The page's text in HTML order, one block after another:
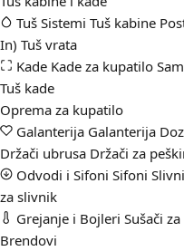
Tuš Sistemi Tuš kabine
In) Tuš vrata
Kade Kade za kupatilo
Tuš kade
Oprema za kupatilo
Galanterija Galanterija
Držači ubrusa Držači za
Odvodi i Sifoni Sifoni
za slivnik
Grejanje i Bojleri Sušači
Brendovi